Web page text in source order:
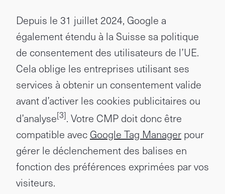
Depuis le 31 juillet 2024, Google a
également étendu à la Suisse sa politique
de consentement des utilisateurs de l’UE.
Cela oblige les entreprises utilisant ses
services à obtenir un consentement valide
avant d’activer les cookies publicitaires ou
d’analyse[3]. Votre CMP doit donc être
compatible avec Google Tag Manager pour
gérer le déclenchement des balises en
fonction des préférences exprimées par vos
visiteurs.